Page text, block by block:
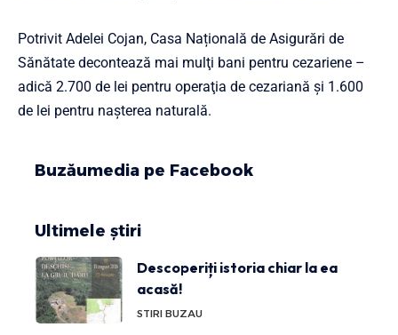
Potrivit Adelei Cojan, Casa Națională de Asigurări de
Sănătate decontează mai mulţi bani pentru cezariene –
adică 2.700 de lei pentru operaţia de cezariană şi 1.600
de lei pentru naşterea naturală.
Buzăumedia pe Facebook
Ultimele știri
Descoperiți istoria chiar la ea
acasă!
STIRI BUZAU